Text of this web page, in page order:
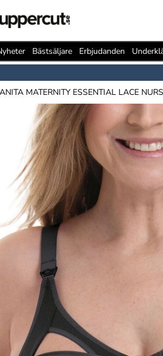
Bästsäljare Erbjudanden
ANITA MATERNITY ESSENTIAL LACE